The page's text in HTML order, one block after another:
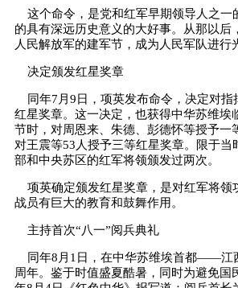
这个命令，是党和红军早期领导人之一
的具有深远历史意义的大好事。从那以
人民解放军的建军节，成为人民军队进
决定颁发红星奖章
同年7月9日，项英发布命令，决定对指
红星奖章。这一决定，也获得中华苏维埃
节时，对周恩来、朱德、彭德怀等授予
对王震等53人授予三等红星奖章。限于
部和中央苏区的红军将领颁发过两次。
项英确定颁发红星奖章，是对红军将领
战员有巨大的教育和鼓舞作用。
主持首次“八一”阅兵典礼
同年8月1日，在中华苏维埃首都——江
周年。鉴于时值盛夏酷暑，同时为避免